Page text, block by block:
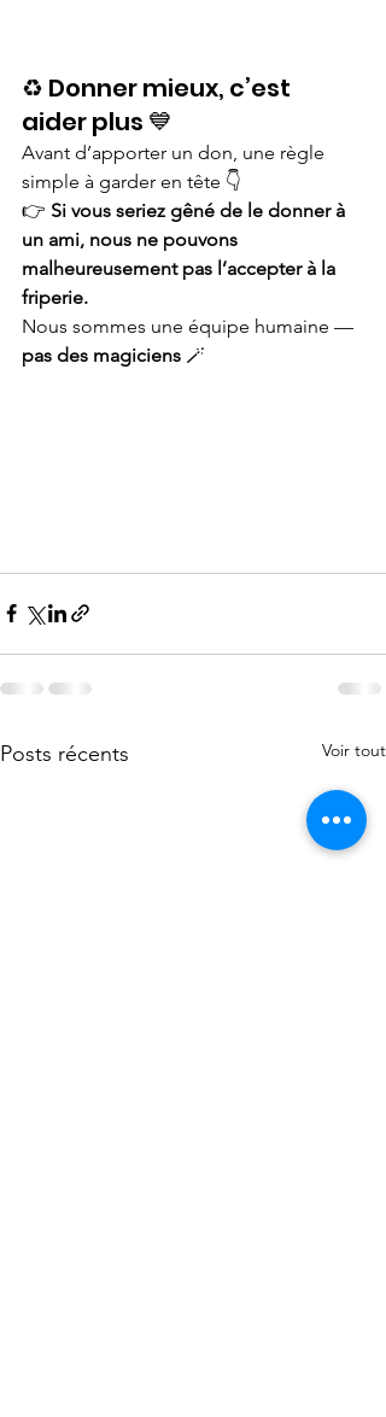
♻️ Donner mieux, c’est
aider plus 💙
Avant d’apporter un don, une règle
simple à garder en tête 👇
👉 Si vous seriez gêné de le donner à
un ami, nous ne pouvons
malheureusement pas l’accepter à la
friperie.
Nous sommes une équipe humaine —
pas des magiciens 🪄
Posts récents Voir tout